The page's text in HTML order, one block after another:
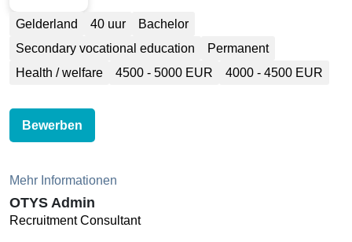
Gelderland 40 uur
Bachelor
Secondary vocational education
Permanent
Health / welfare
4500 - 5000 EUR 4000 - 4500 EUR
Bewerben
Mehr Informationen
OTYS Admin
Recruitment Consultant